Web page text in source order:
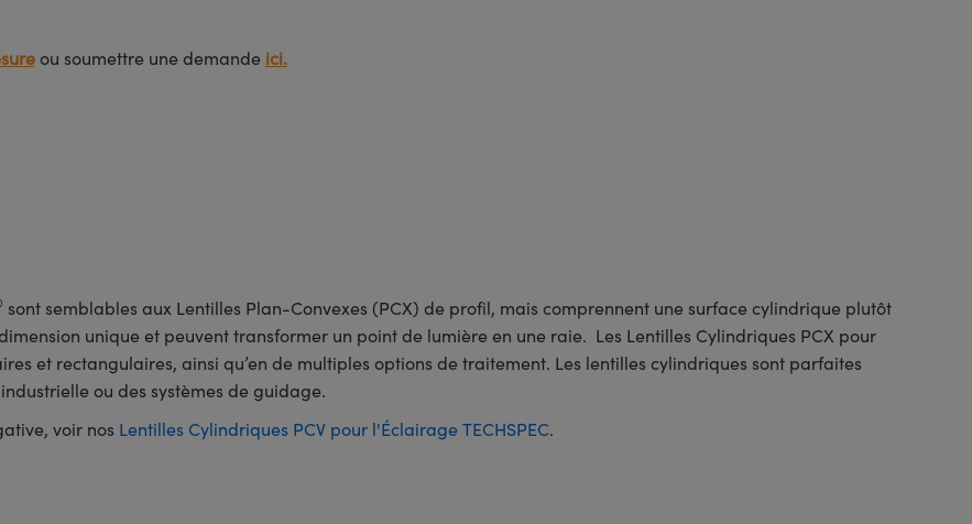
ou soumettre une demande ici.
sont semblables aux Lentilles Plan-Convexes (PCX) de profil, mais comprennent une surface cylindrique plutôt
unique et peuvent transformer un point de lumière en une raie. Les Lentilles Cylindriques PCX pour
et rectangulaires, ainsi qu’en de multiples options de traitement. Les lentilles cylindriques sont parfaites
ou des systèmes de guidage.
voir nos Lentilles Cylindriques PCV pour l'Éclairage TECHSPEC.